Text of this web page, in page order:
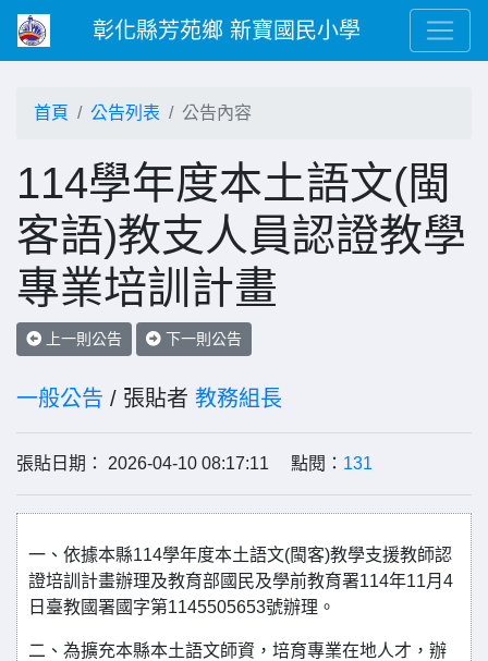
彰化縣芳苑鄉 新寶國民小學
首頁 公告列表 公告內容
114學年度本土語文(閩
客語)教支人員認證教學
專業培訓計畫
上一則公告 下一則公告
一般公告 / 張貼者 教務組長
張貼日期： 2026-04-10 08:17:11 點閱： 131
一、依據本縣114學年度本土語文(閩客)教學支援教師認
證培訓計畫辦理及教育部國民及學前教育署114年11月4
日臺教國署國字第1145505653號辦理。
二、為擴充本縣本土語文師資，培育專業在地人才，辦